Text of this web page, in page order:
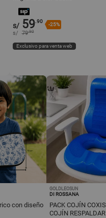
s/ 59.90
-25%
s/ 79.90
Exclusivo para venta web
con diseño
GOLDLEOSUN
DI ROSSANA
PACK COJÍN COXIS GEL MAS